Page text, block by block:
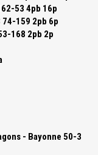
53 4pb 16p
159 2pb 6p
168 2pb 2p
- Bayonne 50-3